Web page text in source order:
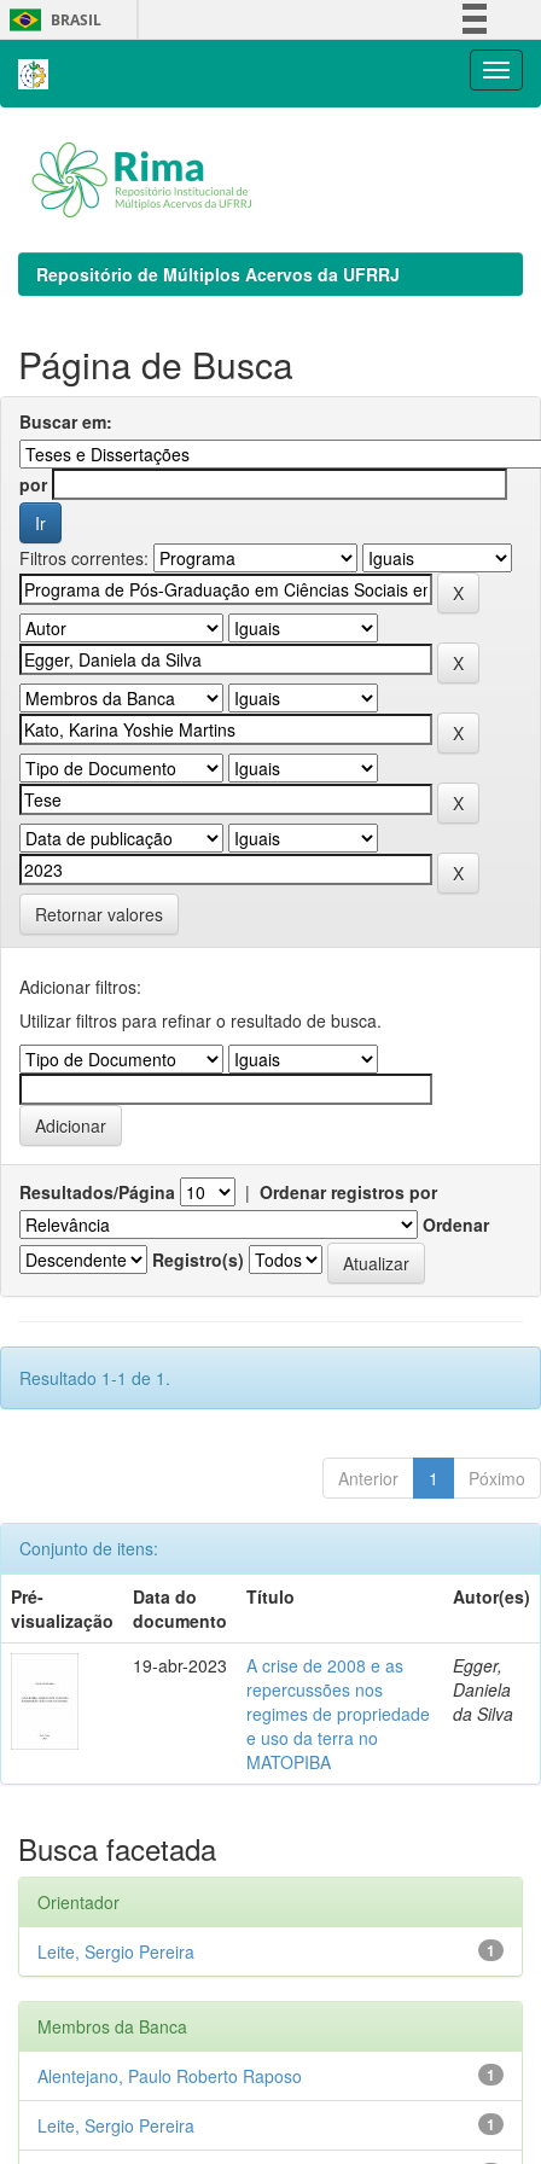
Skip
navigation
BRASIL
Repositório de Múltiplos Acervos da UFRRJ
Página de Busca
Buscar em:
por
Filtros correntes:
Retornar valores
Adicionar filtros:
Utilizar filtros para refinar o resultado de busca.
Resultados/Página | Ordenar registros por
Ordenar
Registro(s)
Resultado 1-1 de 1.
Anterior 1 Póximo
Conjunto de itens:
Pré-
visualização
Data do
documento
Título Autor(es)
19-abr-2023
A crise de 2008 e as
repercussões nos
regimes de propriedade
e uso da terra no
MATOPIBA
Egger,
Daniela
da Silva
Busca facetada
Orientador
1
Leite, Sergio Pereira
Membros da Banca
1
Alentejano, Paulo Roberto Raposo
1
Leite, Sergio Pereira